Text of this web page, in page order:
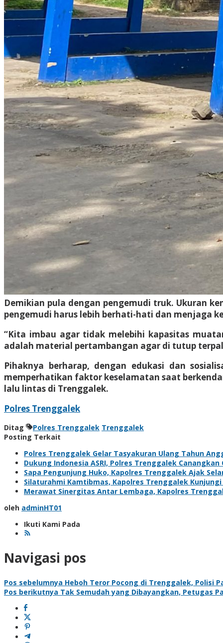
Demikian pula dengan pengemudi truk. Ukuran
pengemudi harus lebih berhati-hati dan menjaga
“Kita imbau agar tidak melebihi kapasitas
adalah material pertambangan agar di tutup
Pihaknya berharap, dengan edukasi dan
memperhatikan faktor keselamatan saat
lalu lintas di Trenggalek.
Polres Trenggalek
Ditag Polres Trenggalek Trenggalek
Posting Terkait
Polres Trenggalek Gelar Tasyakuran Ulang Tahun
Dukung Indonesia ASRI, Polres Trenggalek Canangkan
Sapa Pengunjung Huko, Kapolres Trenggalek Ajak
Silaturahmi Kamtibmas, Kapolres Trenggalek
Merawat Sinergitas Antar Lembaga, Kapolres
oleh adminHT01
Ikuti Kami Pada
Navigasi pos
Pos sebelumnya Heboh Teror Pocong di Trenggalek, Polisi
Pos berikutnya Tak Semudah yang Dibayangkan, Petugas